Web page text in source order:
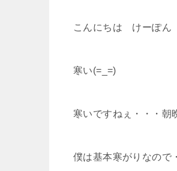
こんにちは けーぽん
寒い(=_=)
寒いですねぇ・・・朝
僕は基本寒がりなので